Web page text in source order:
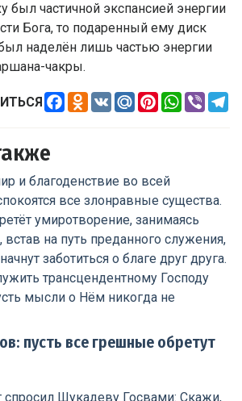
был частичной экспансией энергии
Бога, то подаренный ему диск
наделён лишь частью энергии
чакры.
Facebook
Odnoklassniki
VK Mail.RuPinterestWhatsApp
Viber
пусть все грешные обретут